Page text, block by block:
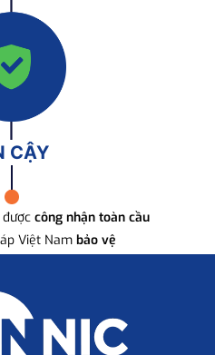
CẬY
công nhận toàn cầu
Việt Nam bảo vệ